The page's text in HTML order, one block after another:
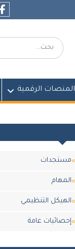
بحث:
المنصات الرقمية
مستجدات
المهام
الهيكل التنظيمي
إحصائيات عامة